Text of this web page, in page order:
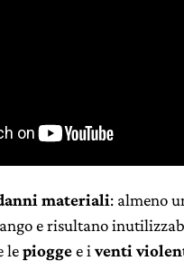
materiali: almeno
e risultano
lepioggee i venti